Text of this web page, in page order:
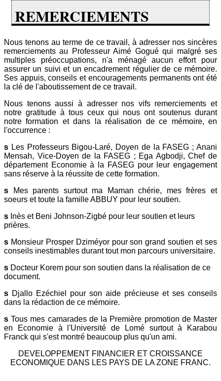
REMERCIEMENTS
Nous tenons au terme de ce travail, à adresser nos sincères
remerciements au Professeur Aimé Gogué qui malgré ses
multiples préoccupations, n'a ménagé aucun effort pour
assurer un suivi et un encadrement régulier de ce mémoire.
Ses appuis, conseils et encouragements permanents ont été
la clé de l'aboutissement de ce travail.
Nous tenons aussi à adresser nos vifs remerciements et
notre gratitude à tous ceux qui nous ont soutenus durant
notre formation et dans la réalisation de ce mémoire, en
l'occurrence :
s Les Professeurs Bigou-Laré, Doyen de la FASEG ; Anani
Mensah, Vice-Doyen de la FASEG ; Ega Agbodji, Chef de
département Economie à la FASEG pour leur engagement
sans réserve à la réussite de cette formation.
s
Mes parents surtout ma Maman chérie, mes frères et
soeurs et toute la famille ABBUY pour leur soutien.
s Inès et Beni Johnson-Zigbé pour leur soutien et leurs
prières.
s Monsieur Prosper Dziméyor pour son grand soutien et ses
conseils inestimables durant tout mon parcours universitaire.
s Docteur Korem pour son soutien dans la réalisation de ce
document.
s Djallo Ezéchiel pour son aide précieuse et ses conseils
dans la rédaction de ce mémoire.
sTous mes camarades de la Première promotion de Master
en Economie à l'Université de Lomé surtout à Karabou
Franck qui s'est montré beaucoup plus qu'un ami.
DEVELOPPEMENT FINANCIER ET CROISSANCE
ECONOMIQUE DANS LES PAYS DE LA ZONE FRANC.